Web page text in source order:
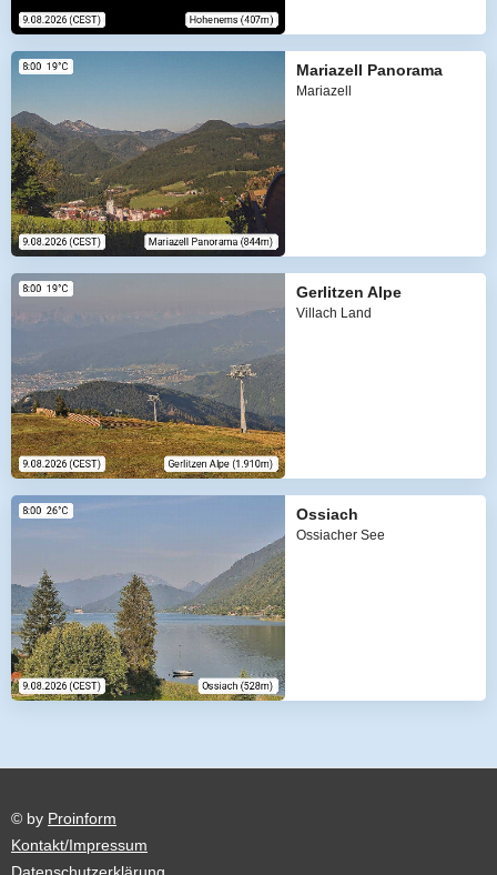
Mariazell Panorama
Mariazell
Gerlitzen Alpe
Villach Land
Ossiach
Ossiacher See
© by Proinform
Kontakt/Impressum